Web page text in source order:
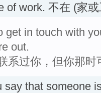
of work. 不在 (家
get in touch with
out.
系过你，但你那时
say that someone